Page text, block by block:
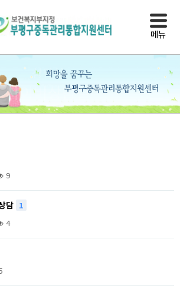
메뉴
상담실
사이버상담실
9
담 1
4